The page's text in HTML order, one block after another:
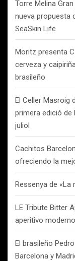
Torre Melina
nueva propuesta
SeaSkin Life
Moritz presenta
cerveza y
brasileño
El Celler Masroig
primera edició de
juliol
Cachitos
ofreciendo la
Ressenya de «La
LE Tribute Bitter
aperitivo moderno
El brasileño
Barcelona y